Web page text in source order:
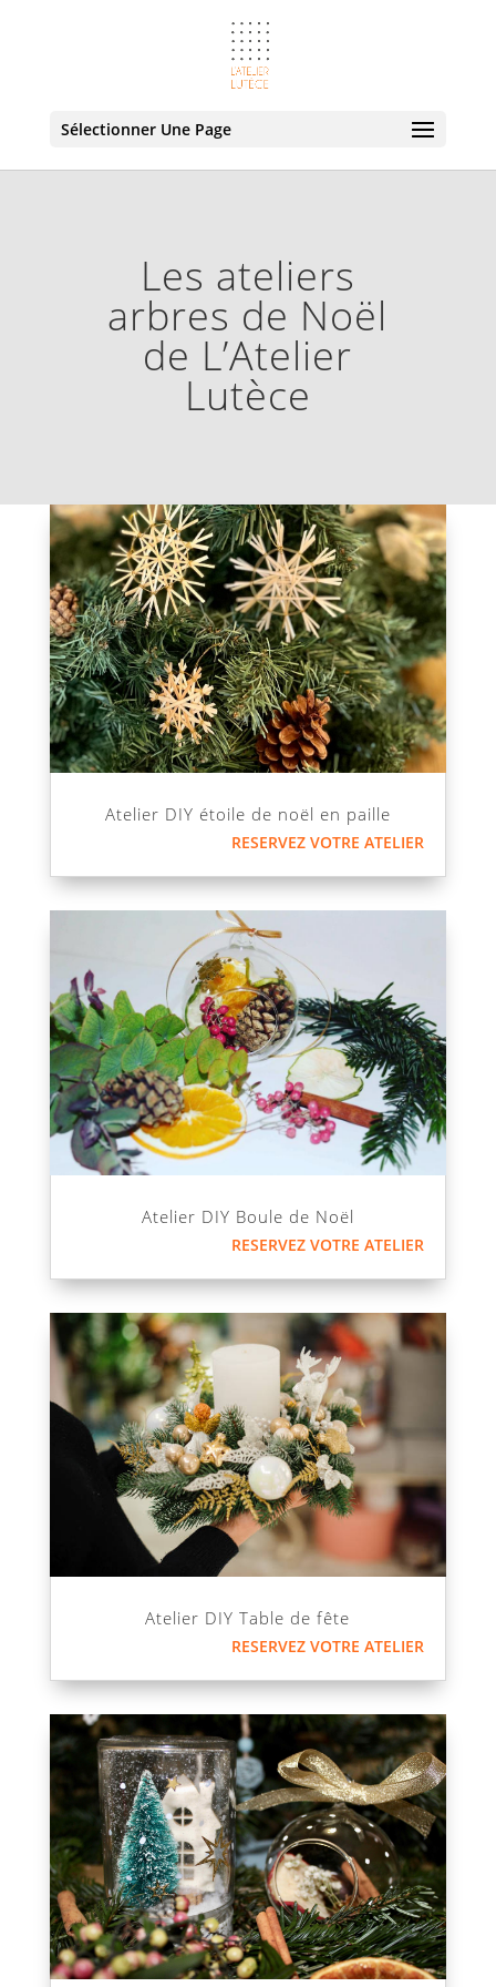
Sélectionner Une Page
Les ateliers
arbres de Noël
de L’Atelier
Lutèce
Atelier DIY étoile de noël en paille
RESERVEZ VOTRE ATELIER
Atelier DIY Boule de Noël
RESERVEZ VOTRE ATELIER
Atelier DIY Table de fête
RESERVEZ VOTRE ATELIER